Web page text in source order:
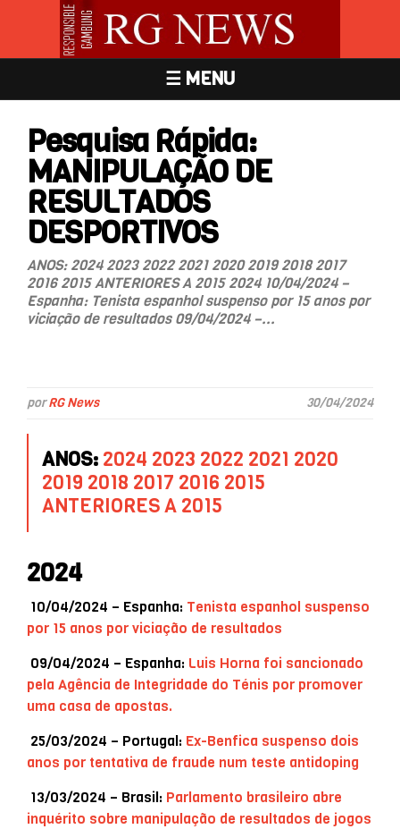
☰ MENU
Pesquisa Rápida:
MANIPULAÇÃO DE
RESULTADOS
DESPORTIVOS
ANOS: 2024 2023 2022 2021 2020 2019 2018 2017
2016 2015 ANTERIORES A 2015 2024 10/04/2024 –
Espanha: Tenista espanhol suspenso por 15 anos por
viciação de resultados 09/04/2024 –...
porRG News 30/04/2024
ANOS: 2024 2023 2022 2021 2020
2019 2018 2017 2016 2015
ANTERIORES A 2015
2024
10/04/2024 – Espanha: Tenista espanhol suspenso
por 15 anos por viciação de resultados
09/04/2024 – Espanha: Luis Horna foi sancionado
pela Agência de Integridade do Ténis por promover
uma casa de apostas.
25/03/2024 – Portugal: Ex-Benfica suspenso dois
anos por tentativa de fraude num teste antidoping
13/03/2024 – Brasil: Parlamento brasileiro abre
inquérito sobre manipulação de resultados de jogos